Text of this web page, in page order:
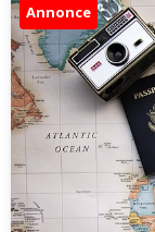
Annonce